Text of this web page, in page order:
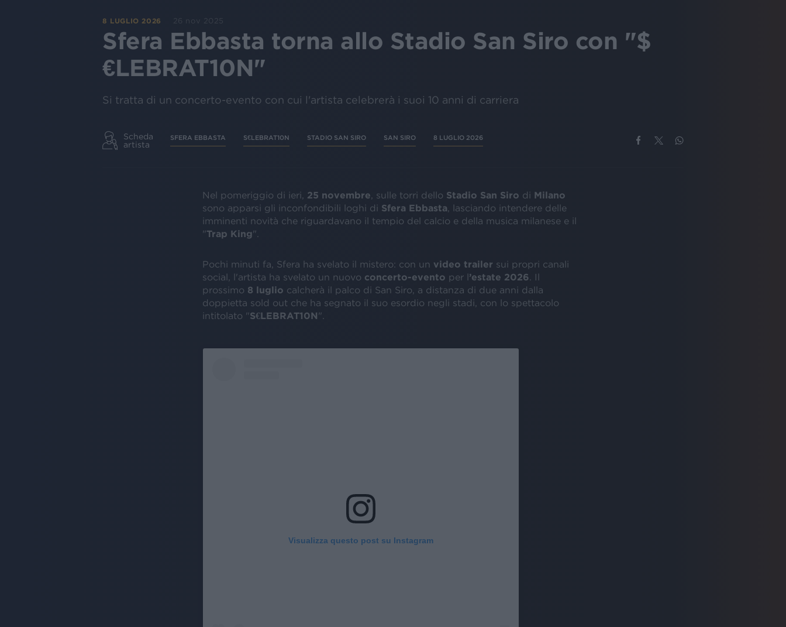
8 LUGLIO 2026 26 nov 2025
Sfera Ebbasta torna allo Stadio San Siro con "$
€LEBRAT10N"
Si tratta di un concerto-evento con cui l'artista celebrerà i suoi 10 anni di carriera
Scheda
artista
SFERA EBBASTA S€LEBRAT10N STADIO SAN SIRO SAN SIRO 8 LUGLIO 2026
Nel pomeriggio di ieri, 25 novembre , sulle torri dello Stadio San Siro di Milano
sono apparsi gli inconfondibili loghi di Sfera Ebbasta , lasciando intendere delle
imminenti novità che riguardavano il tempio del calcio e della musica milanese e il
"Trap King".
Pochi minuti fa, Sfera ha svelato il mistero: con un video trailer sui propri canali
social, l'artista ha svelato un nuovo concerto-evento per l’estate 2026 . Il
prossimo 8 luglio calcherà il palco di San Siro, a distanza di due anni dalla
doppietta sold out che ha segnato il suo esordio negli stadi, con lo spettacolo
intitolato "S€LEBRAT10N".
Visualizza questo post su Instagram